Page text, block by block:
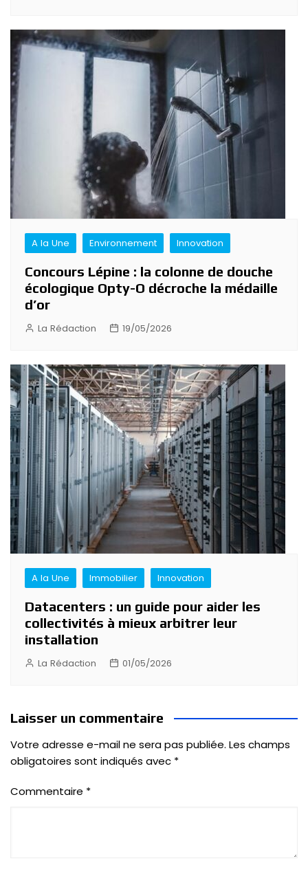
A la Une Environnement Innovation
Concours Lépine : la colonne de douche
écologique Opty-O décroche la médaille
d’or
La Rédaction 19/05/2026
A la Une Immobilier Innovation
Datacenters : un guide pour aider les
collectivités à mieux arbitrer leur
installation
La Rédaction 01/05/2026
Laisser un commentaire
Votre adresse e-mail ne sera pas publiée. Les champs
obligatoires sont indiqués avec *
Commentaire *